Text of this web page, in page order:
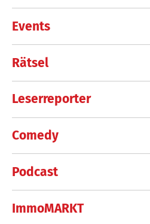
Events
Rätsel
Leserreporter
Comedy
Podcast
ImmoMARKT